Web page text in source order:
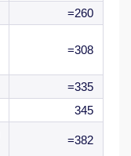
260=
308=
335=
345
382=